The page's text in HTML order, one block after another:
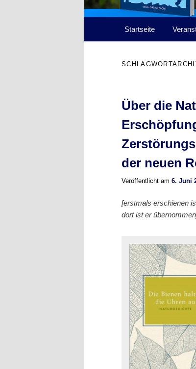
Startseite
Über die
der neuen
Veröffentlicht am 6. Juni
[erstmals erschienen
dort ist er